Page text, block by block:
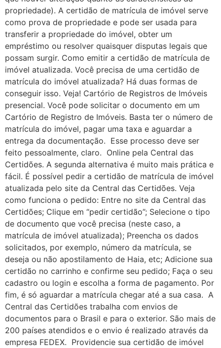
propriedade). A certidão de matrícula de imóvel serve
como prova de propriedade e pode ser usada para
transferir a propriedade do imóvel, obter um
empréstimo ou resolver quaisquer disputas legais que
possam surgir. Como emitir a certidão de matrícula de
imóvel atualizada. Você precisa de uma certidão de
matrícula do imóvel atualizada? Há duas formas de
conseguir isso. Veja! Cartório de Registros de Imóveis
presencial. Você pode solicitar o documento em um
Cartório de Registro de Imóveis. Basta ter o número de
matrícula do imóvel, pagar uma taxa e aguardar a
entrega da documentação. Esse processo deve ser
feito pessoalmente, claro. Online pela Central das
Certidões. A segunda alternativa é muito mais prática e
fácil. É possível pedir a certidão de matrícula de imóvel
atualizada pelo site da Central das Certidões. Veja
como funciona o pedido: Entre no site da Central das
Certidões; Clique em “pedir certidão”; Selecione o tipo
de documento que você precisa (neste caso, a
matrícula de imóvel atualizada); Preencha os dados
solicitados, por exemplo, número da matrícula, se
deseja ou não apostilamento de Haia, etc; Adicione sua
certidão no carrinho e confirme seu pedido; Faça o seu
cadastro ou login e escolha a forma de pagamento. Por
fim, é só aguardar a matrícula chegar até a sua casa. A
Central das Certidões trabalha com envios de
documentos para o Brasil e para o exterior. São mais de
200 países atendidos e o envio é realizado através da
empresa FEDEX. Providencie sua certidão de imóvel